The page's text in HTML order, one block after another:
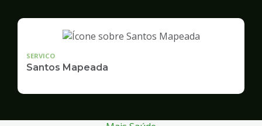
SERVICO
Santos Mapeada